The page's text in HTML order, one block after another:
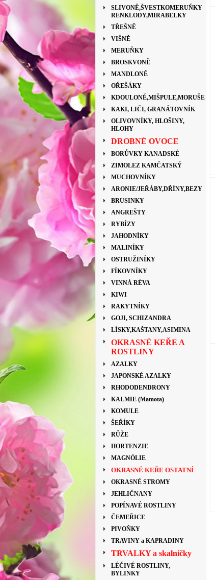
SLIVONĚ,ŠVESTKOMERUŇKY
RENKLODY,MIRABELKY
TŘEŠNĚ
VIŠNĚ
MERUŇKY
BROSKVONĚ
MANDLONĚ
OŘEŠÁKY
KDOULONĚ,MIŠPULE,MORUŠE
KAKI, LIČI, GRANÁTOVNÍK
OLIVOVNÍKY, HLOŠINY,
HLOHY
DROBNÉ OVOCE
BORŮVKY KANADSKÉ
ZIMOLEZ KAMČATSKÝ
MUCHOVNÍKY
ARONIE/JEŘÁBY,DŘÍNY,BEZY
BRUSINKY
ANGREŠTY
RYBÍZY
JAHODNÍKY
MALINÍKY
OSTRUŽINÍKY
FÍKOVNÍKY
VINNÁ RÉVA
KIWI
RAKYTNÍKY
GOJI, SCHIZANDRA
LÍSKY,KAŠTANY,ASIMINA
OKRASNÉ KEŘE A
ROSTLINY
AZALKY
JAPONSKÉ AZALKY
RHODODENDRONY
KALMIE (Mamota)
KOMULE
ŠEŘÍKY
RŮŽE
HORTENZIE
MAGNÓLIE
OKRASNÉ KEŘE OSTATNÍ
OKRASNÉ STROMY
JEHLIČNANY
POPÍNAVÉ ROSTLINY
ČEMEŘICE
PIVOŇKY
TRAVINY a KAPRADINY
TRVALKY a skalničky
LÉČIVÉ ROSTLINY,
BYLINKY